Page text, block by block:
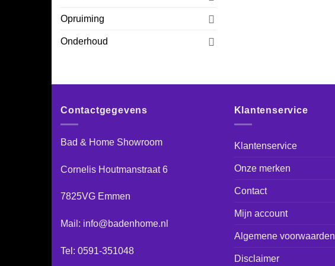
Opruiming
Onderhoud
Contactgegevens
Bad & Home Showroom
Cornelis Houtmanstraat 6
7825VG Emmen
Mail: info@badenhome.nl
Tel: 0591-351048
Klantenservice
Klantenservice
Onze merken
Contact
Mijn account
Algemene voorwaarden
Disclaimer